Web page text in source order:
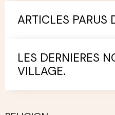
ARTICLES PARUS
LES DERNIERES
VILLAGE.